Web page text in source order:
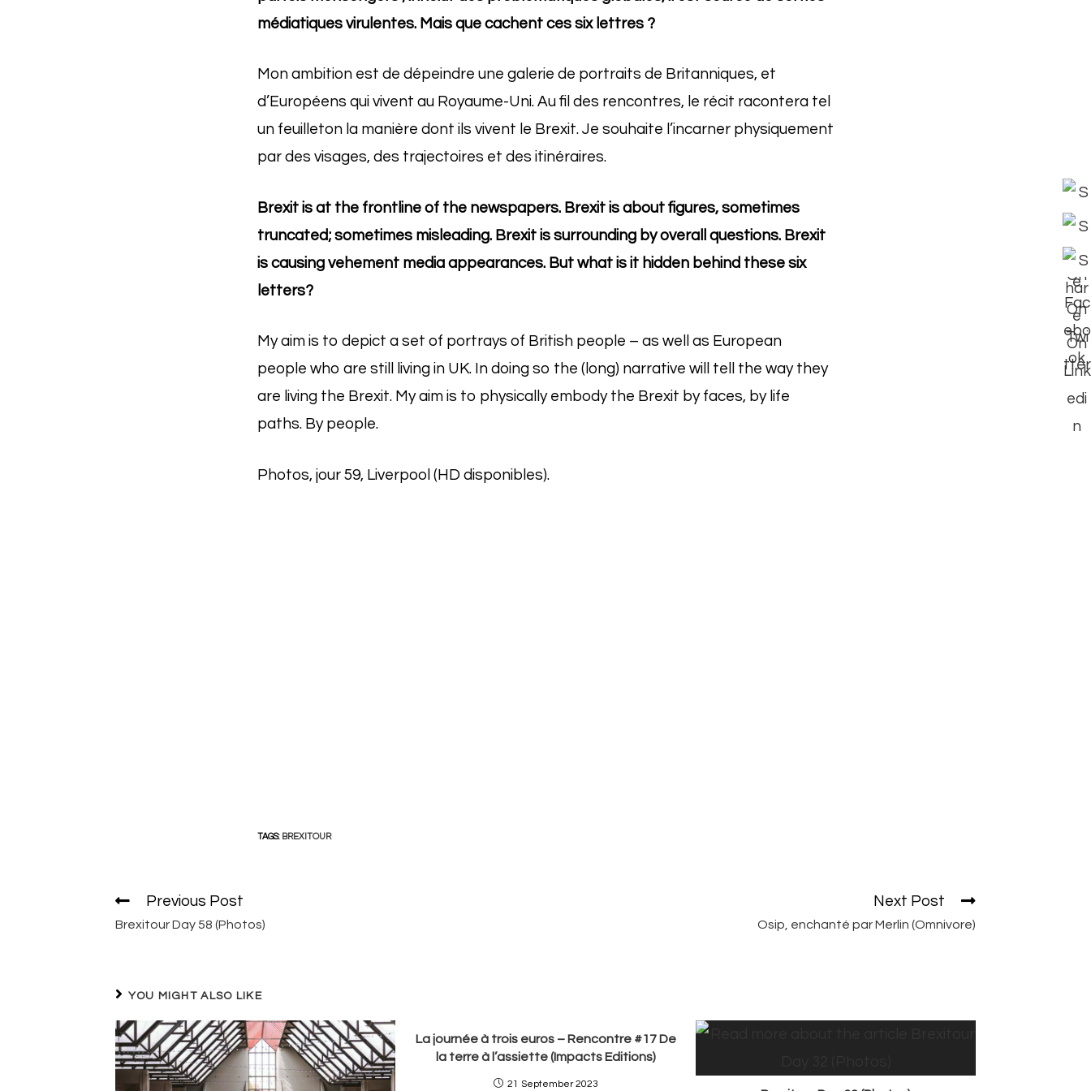
médiatiques virulentes. Mais que cachent ces six lettres ?
Mon ambition est de dépeindre une galerie de portraits de Britanniques, et
d’Européens qui vivent au Royaume-Uni. Au fil des rencontres, le récit racontera tel
un feuilleton la manière dont ils vivent le Brexit. Je souhaite l’incarner physiquement
par des visages, des trajectoires et des itinéraires.
Brexit is at the frontline of the newspapers. Brexit is about figures, sometimes
truncated; sometimes misleading. Brexit is surrounding by overall questions. Brexit
is causing vehement media appearances. But what is it hidden behind these six
letters?
My aim is to depict a set of portrays of British people – as well as European
people who are still living in UK. In doing so the (long) narrative will tell the way they
are living the Brexit. My aim is to physically embody the Brexit by faces, by life
paths. By people.
Photos, jour 59, Liverpool (HD disponibles).
TAGS: BREXITOUR
Read
articles
Previous Post
Brexitour Day 58 (Photos)
Next Post
Osip, enchanté par Merlin (Omnivore)
YOU MIGHT ALSO LIKE
La journée à trois euros – Rencontre #17 De
la terre à l’assiette (Impacts Editions)
21 September 2023